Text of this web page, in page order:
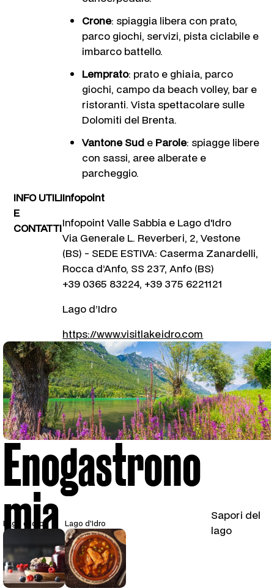
Crone: spiaggia libera con prato,
parco giochi, servizi, pista ciclabile e
imbarco battello.
Lemprato: prato e ghiaia, parco
giochi, campo da beach volley, bar e
ristoranti. Vista spettacolare sulle
Dolomiti del Brenta.
Vantone Sud e Parole: spiagge libere
con sassi, aree alberate e
parcheggio.
INFO UTILI
E
CONTATTI
Infopoint
Infopoint Valle Sabbia e Lago d'Idro
Via Generale L. Reverberi, 2, Vestone
(BS) - SEDE ESTIVA: Caserma Zanardelli,
Rocca d’Anfo, SS 237, Anfo (BS)
+39 0365 83224, +39 375 6221121
Lago d’Idro
https://www.visitlakeidro.com
Enogastrono
mia
Sapori del
lago
Lago d'Idro Lago d'Idro